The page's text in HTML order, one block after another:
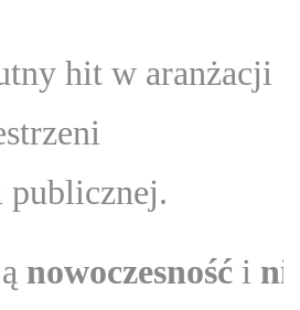
hit w aranżacji
publicznej.
nowoczesność i